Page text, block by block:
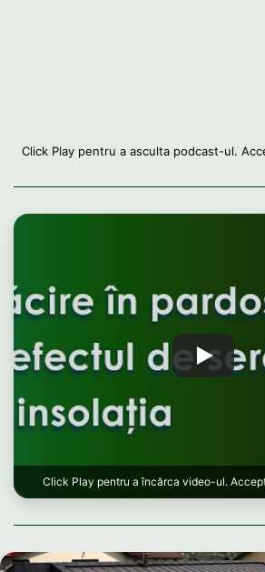
Click Play pentru a asculta podcast-ul.
Click Play pentru a încărca video-ul.